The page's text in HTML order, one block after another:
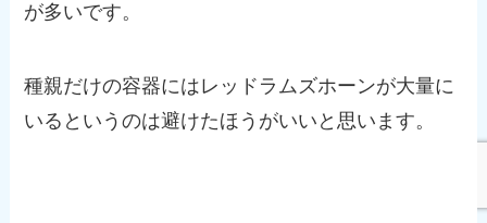
が多いです。
種親だけの容器にはレッドラムズホーンが大量に
いるというのは避けたほうがいいと思います。